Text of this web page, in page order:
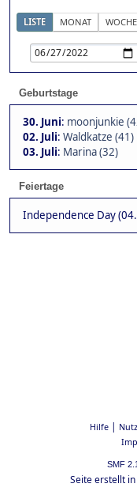
LISTE MONAT WOCHE
Geburtstage
30. Juni: moonjunkie
02. Juli: Waldkatze (41)
03. Juli: Marina (32)
Feiertage
Independence Day (04.
Hilfe|
SMF
Seite erstellt